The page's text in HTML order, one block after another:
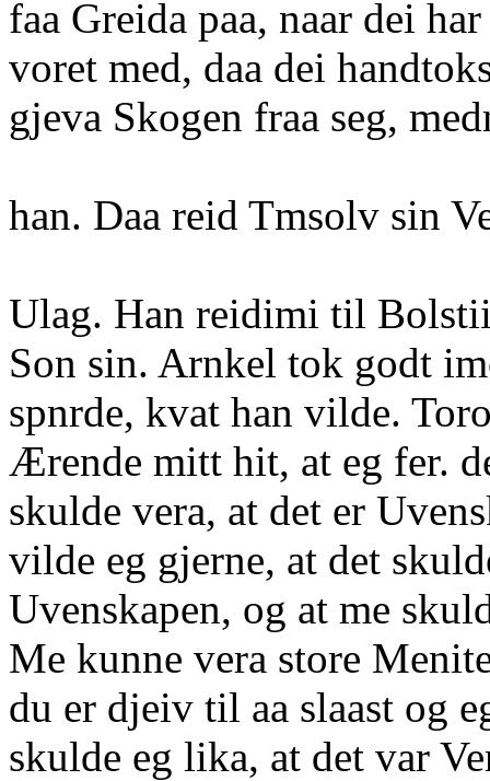
faa Greida paa, naar dei
voret med, daa dei
gjeva Skogen fraa seg,
han. Daa reid Tmsolv sin
Ulag. Han reidimi til
Son sin. Arnkel tok godt
spnrde, kvat han vilde.
Ærende mitt hit, at eg fer.
skulde vera, at det er
vilde eg gjerne, at det
Uvenskapen, og at me
Me kunne vera store
du er djeiv til aa slaast og
skulde eg lika, at det var